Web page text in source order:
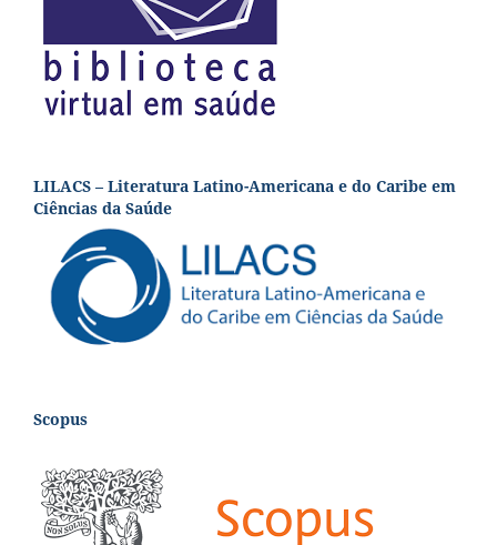
LILACS – Literatura Latino-Americana e do Caribe em
Ciências da Saúde
Scopus